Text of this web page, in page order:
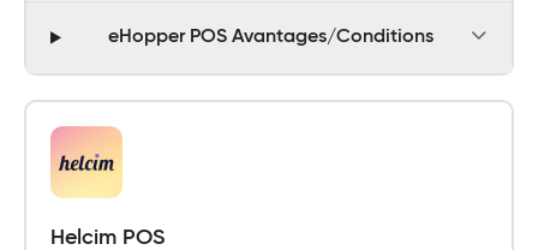
eHopper POS Avantages/Conditions
Helcim POS